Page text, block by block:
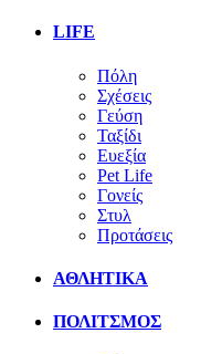
LIFE
Πόλη
Σχέσεις
Γεύση
Ταξίδι
Ευεξία
Pet Life
Γονείς
Στυλ
Προτάσεις
ΑΘΛΗΤΙΚΑ
ΠΟΛΙΤΣΜΟΣ